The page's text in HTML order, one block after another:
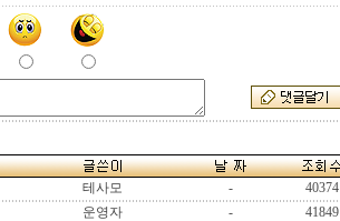
테사모 -
40374
운영자 - 41849